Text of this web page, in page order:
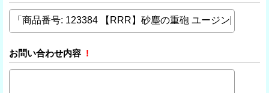
お問い合わせ内容 !